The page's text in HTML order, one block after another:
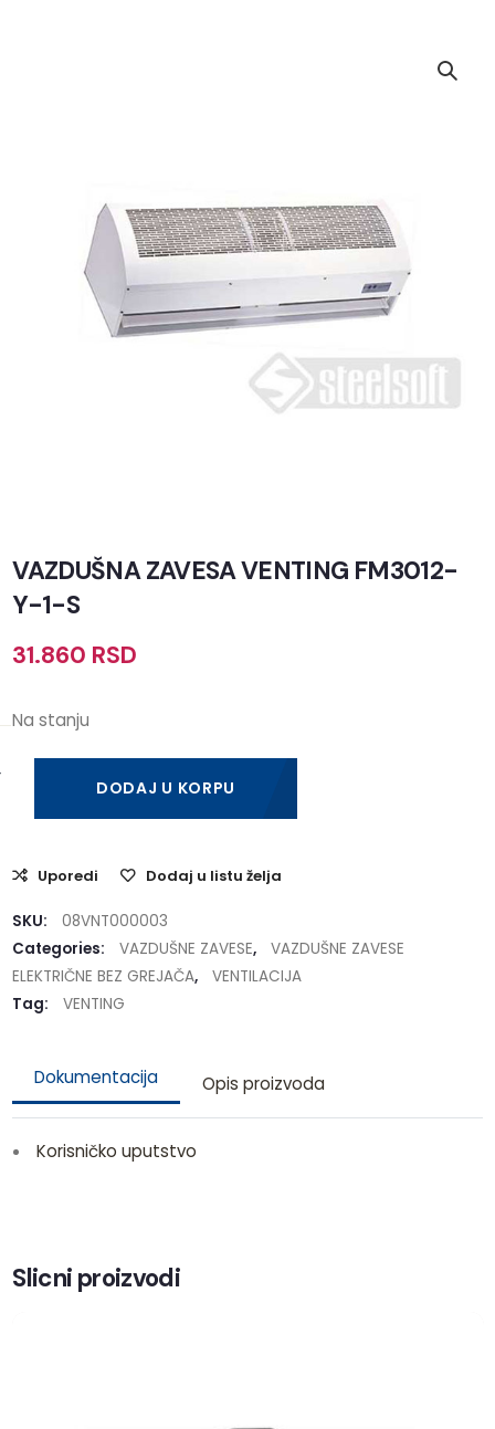
VAZDUŠNA ZAVESA VENTING FM3012-
Y-1-S
31.860 RSD
Na stanju
DODAJ U KORPU
Uporedi Dodaj u listu želja
SKU:
08VNT000003
Categories:
VAZDUŠNE ZAVESE,
VAZDUŠNE ZAVESE
ELEKTRIČNE BEZ GREJAČA,
VENTILACIJA
Tag:
VENTING
Dokumentacija Opis proizvoda
Korisničko uputstvo
Slicni proizvodi